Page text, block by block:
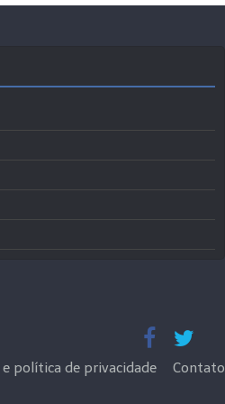
e política de privacidade Contato